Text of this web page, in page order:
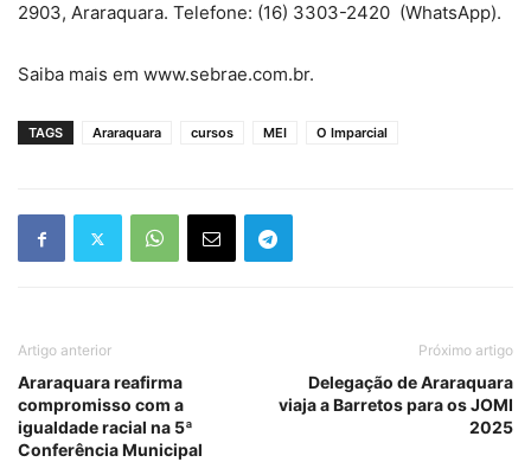
2903, Araraquara. Telefone: (16) 3303-2420 (WhatsApp).
Saiba mais em www.sebrae.com.br.
TAGS Araraquara cursos MEI O Imparcial
Artigo anterior
Araraquara reafirma
compromisso com a
igualdade racial na 5ª
Conferência Municipal
Próximo artigo
Delegação de Araraquara
viaja a Barretos para os JOMI
2025